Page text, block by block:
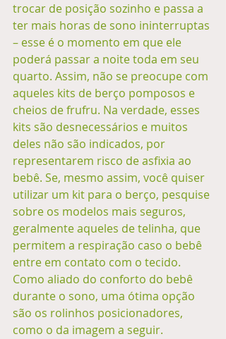
trocar de posição sozinho e passa a
ter mais horas de sono ininterruptas
– esse é o momento em que ele
poderá passar a noite toda em seu
quarto. Assim, não se preocupe com
aqueles kits de berço pomposos e
cheios de frufru. Na verdade, esses
kits são desnecessários e muitos
deles não são indicados, por
representarem risco de asfixia ao
bebê. Se, mesmo assim, você quiser
utilizar um kit para o berço, pesquise
sobre os modelos mais seguros,
geralmente aqueles de telinha, que
permitem a respiração caso o bebê
entre em contato com o tecido.
Como aliado do conforto do bebê
durante o sono, uma ótima opção
são os rolinhos posicionadores,
como o da imagem a seguir.